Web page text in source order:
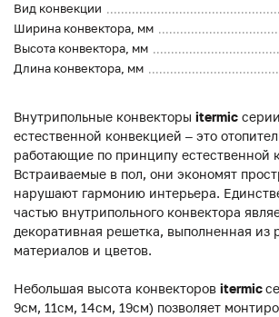
Вид конвекции
Ширина конвектора, мм
Высота конвектора, мм
Длина конвектора, мм
Внутрипольные конвекторы itermic серии
естественной конвекцией – это
работающие по принципу естественной
Встраиваемые в пол, они экономят
нарушают гармонию интерьера.
частью внутрипольного конвектора
декоративная решетка, выполненная из
материалов и цветов.
Небольшая высота конвекторов itermic
9см, 11см, 14см, 19см) позволяет